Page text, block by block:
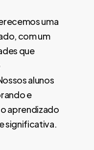
uma
com um
que
alunos
e
aprendizado
significativa.